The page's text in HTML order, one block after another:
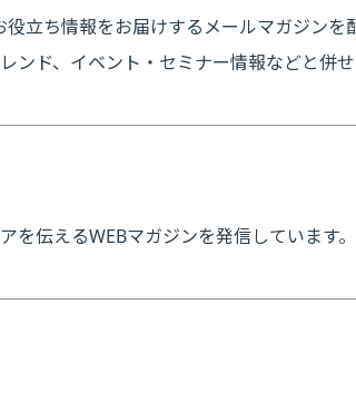
立ち情報をお届けするメールマガジンを
ンド、イベント・セミナー情報などと併
を伝えるWEBマガジンを発信しています。